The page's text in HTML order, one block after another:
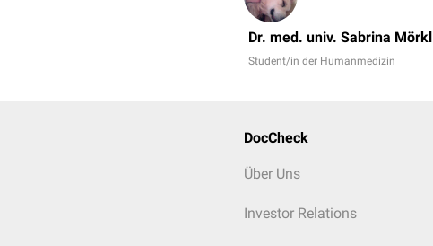
Dr. med. univ. Sabrina Mörkl
Student/in der Humanmedizin
DocCheck
Über Uns
Investor Relations